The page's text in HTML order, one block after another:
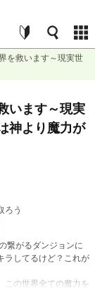
を救います～現実世
います～現実
神より魔力が
ろう
繋がるダンジョンに
してるけど？これが
この世界全ての魔力を